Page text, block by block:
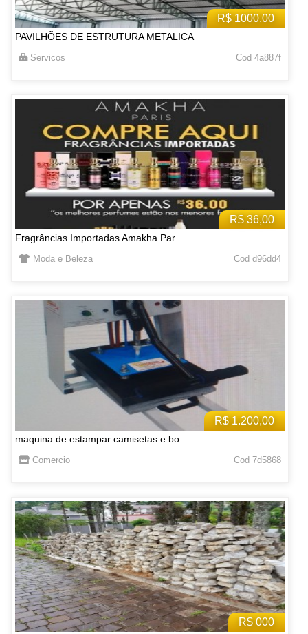
R$ 1000,00
PAVILHÕES DE ESTRUTURA METALICA
Servicos Cod 4a887f
R$ 36,00
Fragrâncias Importadas Amakha Par
Moda e Beleza Cod d96dd4
R$ 1.200,00
maquina de estampar camisetas e bo
Comercio Cod 7d5868
R$ 000